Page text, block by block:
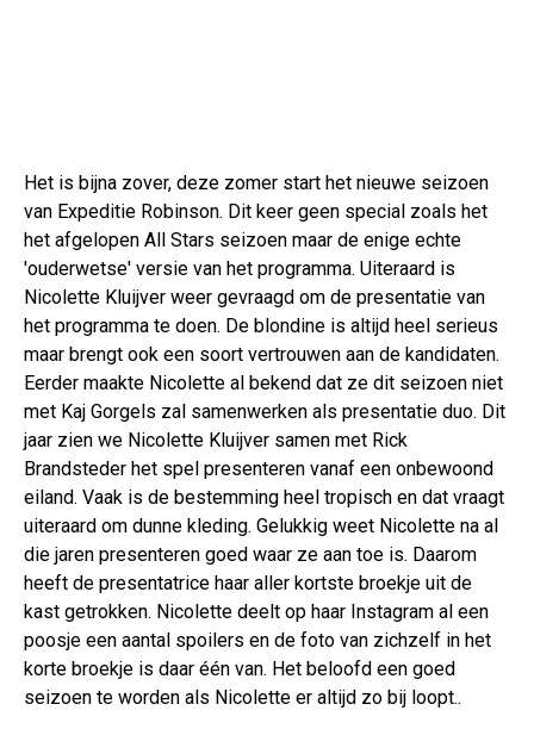
Het is bijna zover, deze zomer start het nieuwe seizoen
van Expeditie Robinson. Dit keer geen special zoals het
het afgelopen All Stars seizoen maar de enige echte
'ouderwetse' versie van het programma. Uiteraard is
Nicolette Kluijver weer gevraagd om de presentatie van
het programma te doen. De blondine is altijd heel serieus
maar brengt ook een soort vertrouwen aan de kandidaten.
Eerder maakte Nicolette al bekend dat ze dit seizoen niet
met Kaj Gorgels zal samenwerken als presentatie duo. Dit
jaar zien we Nicolette Kluijver samen met Rick
Brandsteder het spel presenteren vanaf een onbewoond
eiland. Vaak is de bestemming heel tropisch en dat vraagt
uiteraard om dunne kleding. Gelukkig weet Nicolette na al
die jaren presenteren goed waar ze aan toe is. Daarom
heeft de presentatrice haar aller kortste broekje uit de
kast getrokken. Nicolette deelt op haar Instagram al een
poosje een aantal spoilers en de foto van zichzelf in het
korte broekje is daar één van. Het beloofd een goed
seizoen te worden als Nicolette er altijd zo bij loopt..